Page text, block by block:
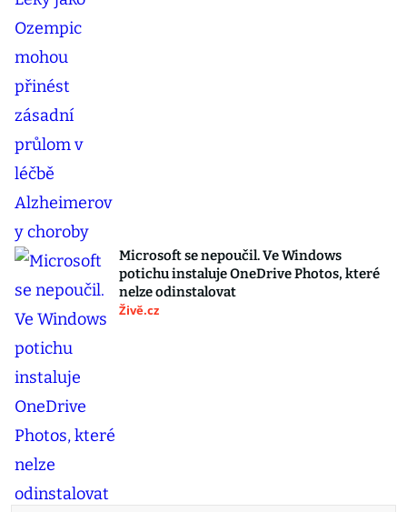
Microsoft se nepoučil. Ve Windows
potichu instaluje OneDrive Photos, které
nelze odinstalovat
Živě.cz